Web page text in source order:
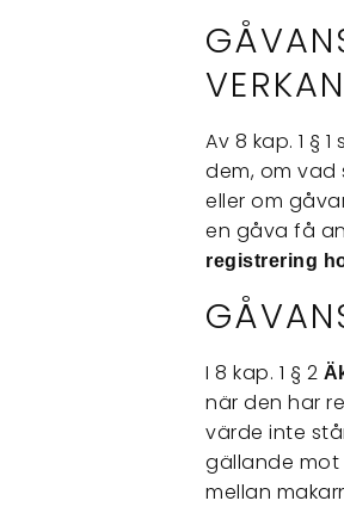
VERKAN
Av 8 kap. 1 § 1
dem, om
eller om
en gåva få
registrering
I 8 kap. 1 § 2
när den har
värde inte
gällande mot
mellan